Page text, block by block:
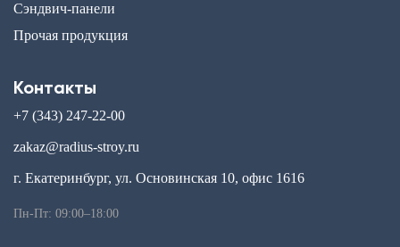
Сэндвич-панели
Прочая продукция
Контакты
+7 (343) 247-22-00
zakaz@radius-stroy.ru
г. Екатеринбург, ул. Основинская 10, офис 1616
Пн-Пт: 09:00–18:00